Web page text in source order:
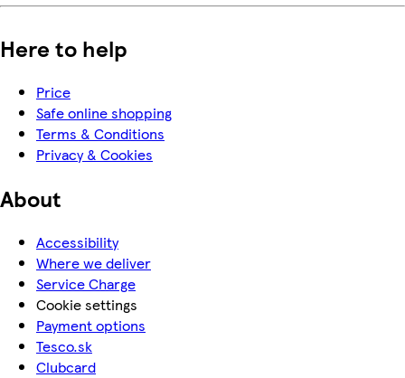
Here to help
Price
Safe online shopping
Terms & Conditions
Privacy & Cookies
About
Accessibility
Where we deliver
Service Charge
Cookie settings
Payment options
Tesco.sk
Clubcard